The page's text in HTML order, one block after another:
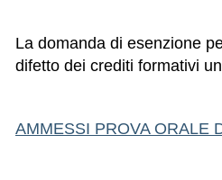
La domanda di esenzione
difetto dei crediti formativi
AMMESSI PROVA ORALE